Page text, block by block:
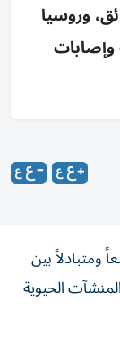
وروسيا
وإصابات
ومتبادلاً بين
الحيوية